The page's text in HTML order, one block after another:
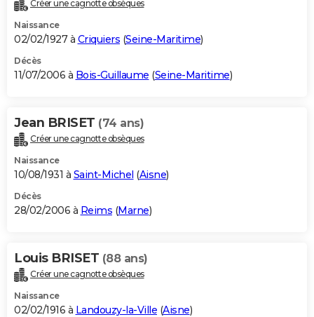
Créer une cagnotte obsèques
Naissance
02/02/1927 à Criquiers (Seine-Maritime)
Décès
11/07/2006 à Bois-Guillaume (Seine-Maritime)
Jean BRISET (74 ans)
Créer une cagnotte obsèques
Naissance
10/08/1931 à Saint-Michel (Aisne)
Décès
28/02/2006 à Reims (Marne)
Louis BRISET (88 ans)
Créer une cagnotte obsèques
Naissance
02/02/1916 à Landouzy-la-Ville (Aisne)